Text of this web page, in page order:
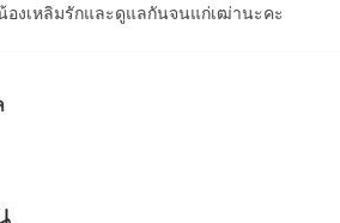
องเหลิมรักและดูแลกันจนแก่เฒ่านะคะ